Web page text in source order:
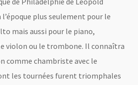
l’époque plus seulement pour le
mais aussi pour le piano,
violon ou le trombone. Il connaîtra
comme chambriste avec le
les tournées furent triomphales